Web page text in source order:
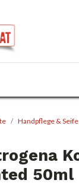
Handpflege & Seife
50ml